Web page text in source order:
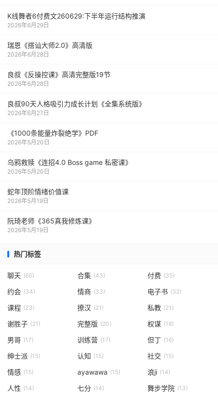
K线舞者6付费文260629:下半年运行结构推演
2026年6月29日
瑞恩《搭讪大师2.0》高清版
2026年6月28日
良叔《反操控课》高清完整版19节
2026年6月28日
良叔90天人格吸引力成长计划《全集系统版》
2026年6月27日
《1000‮能条‬‎量‮裂炸‬‎绝学》PDF
2026年5月20日
乌鸦救赎《连招4.0 Boss game 私密课》
2026年5月20日
蛇年顶阶情绪价值课
2026年5月19日
阮琦老师《365真我修炼课》
2026年5月19日
热门标签
聊天 (65) 合集 (43) 付费 (35)
约会 (34) 情商 (33) 电子书 (32)
课程 (23) 撩汉 (21) 私教 (21)
谢胜子 (21) 完整版 (20) 权谋 (18)
男哥 (17) 训练营 (17) 但丁 (16)
绅士派 (15) 认知 (15) 社交 (15)
情感 (15) ayawawa (15) 浪ji (14)
人性 (14) 七分 (14) 舞步学院 (13)